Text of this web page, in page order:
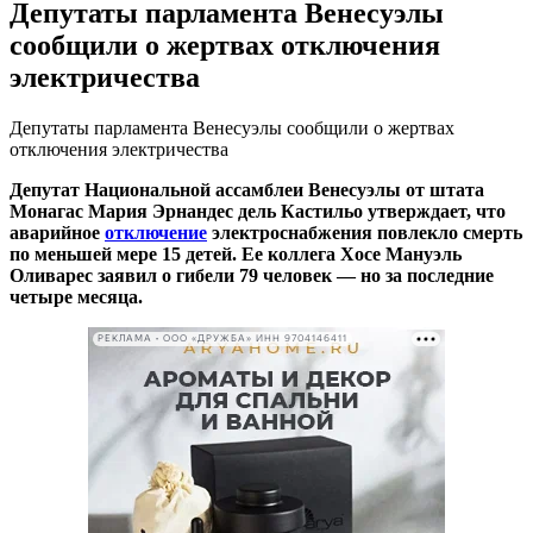
Депутаты парламента Венесуэлы
сообщили о жертвах отключения
электричества
Депутаты парламента Венесуэлы сообщили о жертвах
отключения электричества
Депутат Национальной ассамблеи Венесуэлы от штата
Монагас Мария Эрнандес дель Кастильо утверждает, что
аварийное отключение электроснабжения повлекло смерть
по меньшей мере 15 детей. Ее коллега Хосе Мануэль
Оливарес заявил о гибели 79 человек — но за последние
четыре месяца.
РЕКЛАМА • ООО «ДРУЖБА» ИНН 9704146411